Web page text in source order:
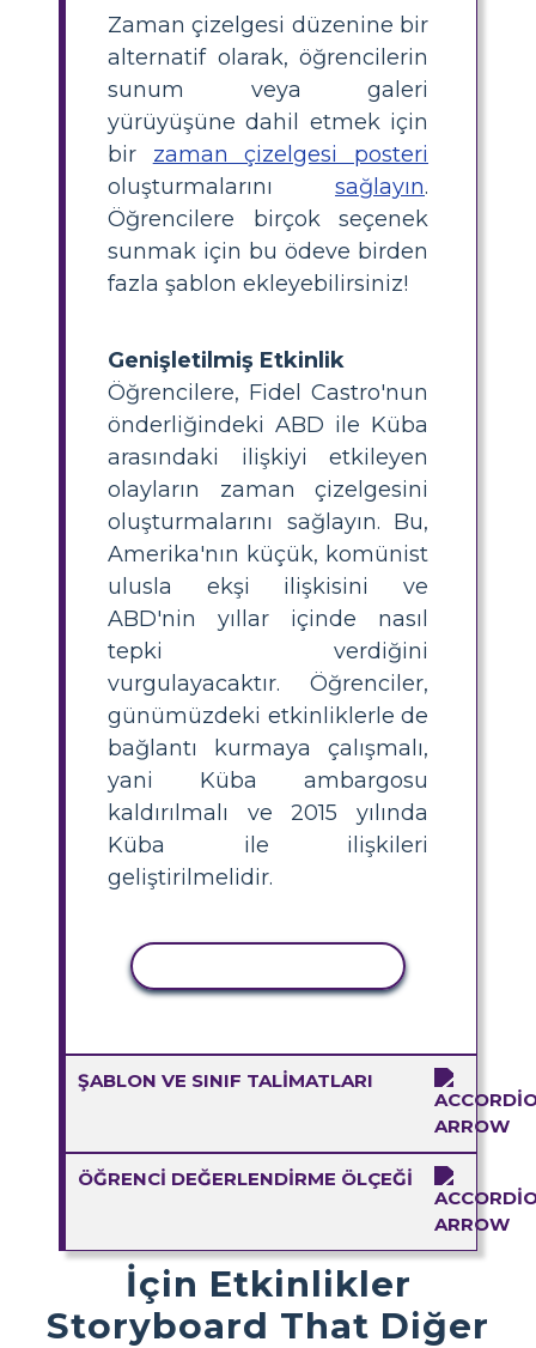
Zaman çizelgesi düzenine bir
alternatif olarak, öğrencilerin
sunum veya galeri
yürüyüşüne dahil etmek için
bir zaman çizelgesi posteri
oluşturmalarını sağlayın.
Öğrencilere birçok seçenek
sunmak için bu ödeve birden
fazla şablon ekleyebilirsiniz!
Genişletilmiş Etkinlik
Öğrencilere, Fidel Castro'nun
önderliğindeki ABD ile Küba
arasındaki ilişkiyi etkileyen
olayların zaman çizelgesini
oluşturmalarını sağlayın. Bu,
Amerika'nın küçük, komünist
ulusla ekşi ilişkisini ve
ABD'nin yıllar içinde nasıl
tepki verdiğini
vurgulayacaktır. Öğrenciler,
günümüzdeki etkinliklerle de
bağlantı kurmaya çalışmalı,
yani Küba ambargosu
kaldırılmalı ve 2015 yılında
Küba ile ilişkileri
geliştirilmelidir.
ŞABLON VE SINIF TALIMATLARI
ÖĞRENCI DEĞERLENDIRME ÖLÇEĞI
İçin Etkinlikler
Storyboard That Diğer